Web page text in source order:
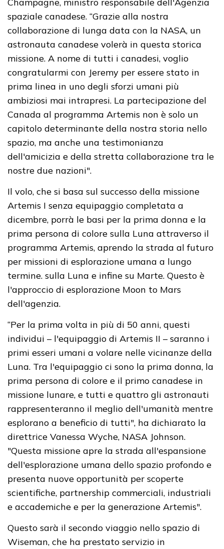
spaziale canadese. “Grazie alla nostra
collaborazione di lunga data con la NASA, un
astronauta canadese volerà in questa storica
missione. A nome di tutti i canadesi, voglio
congratularmi con Jeremy per essere stato in
prima linea in uno degli sforzi umani più
ambiziosi mai intrapresi. La partecipazione del
Canada al programma Artemis non è solo un
capitolo determinante della nostra storia nello
spazio, ma anche una testimonianza
dell'amicizia e della stretta collaborazione tra le
nostre due nazioni".
Il volo, che si basa sul successo della missione
Artemis I senza equipaggio completata a
dicembre, porrà le basi per la prima donna e la
prima persona di colore sulla Luna attraverso il
programma Artemis, aprendo la strada al futuro
per missioni di esplorazione umana a lungo
termine. sulla Luna e infine su Marte. Questo è
l'approccio di esplorazione Moon to Mars
dell'agenzia.
“Per la prima volta in più di 50 anni, questi
individui – l'equipaggio di Artemis II – saranno i
primi esseri umani a volare nelle vicinanze della
Luna. Tra l'equipaggio ci sono la prima donna, la
prima persona di colore e il primo canadese in
missione lunare, e tutti e quattro gli astronauti
rappresenteranno il meglio dell'umanità mentre
esplorano a beneficio di tutti", ha dichiarato la
direttrice Vanessa Wyche, NASA Johnson.
"Questa missione apre la strada all'espansione
dell'esplorazione umana dello spazio profondo e
presenta nuove opportunità per scoperte
scientifiche, partnership commerciali, industriali
e accademiche e per la generazione Artemis".
Questo sarà il secondo viaggio nello spazio di
Wiseman, che ha prestato servizio in